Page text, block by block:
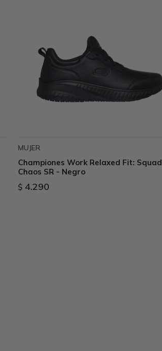
MUJER
Championes Work Relaxed Fit: Squad
Chaos SR - Negro
$ 4.290